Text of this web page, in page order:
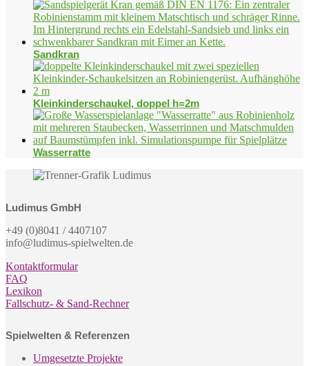
Sandkran
Kleinkinderschaukel, doppel h=2m
Wasserratte
Ludimus GmbH
+49 (0)8041 / 4407107
info@ludimus-spielwelten.de
Kontaktformular
FAQ
Lexikon
Fallschutz- & Sand-Rechner
Spielwelten & Referenzen
Umgesetzte Projekte